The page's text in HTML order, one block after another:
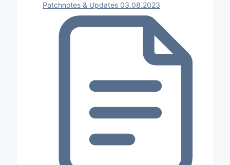
Patchnotes & Updates 03.08.2023